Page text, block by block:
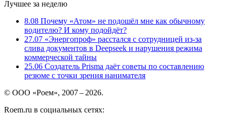
Лучшее за неделю
8.08 Почему «Атом» не подошёл мне как обычному
водителю? И кому подойдёт?
27.07 «Энергопроф» расстался с сотрудницей из-за
слива документов в Deepseek и нарушения режима
коммерческой тайны
25.06 Создатель Prisma даёт советы по составлению
резюме с точки зрения нанимателя
© ООО «Роем», 2007 – 2026.
Roem.ru в социальных сетях: